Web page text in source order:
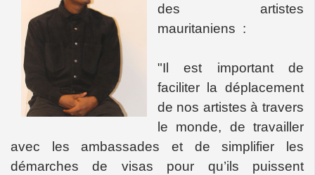
des artistes
mauritaniens :
"Il est important de
faciliter la déplacement
de nos artistes à travers
le monde, de travailler
avec les ambassades et de simplifier les
démarches de visas pour qu’ils puissent